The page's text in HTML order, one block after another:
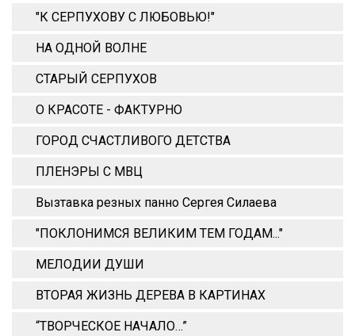
"К СЕРПУХОВУ С ЛЮБОВЬЮ!"
НА ОДНОЙ ВОЛНЕ
СТАРЫЙ СЕРПУХОВ
О КРАСОТЕ - ФАКТУРНО
ГОРОД СЧАСТЛИВОГО ДЕТСТВА
ПЛЕНЭРЫ С МВЦ
Вызтавка резных панно Сергея Силаева
"ПОКЛОНИМСЯ ВЕЛИКИМ ТЕМ ГОДАМ..."
МЕЛОДИИ ДУШИ
ВТОРАЯ ЖИЗНЬ ДЕРЕВА В КАРТИНАХ
“ТВОРЧЕСКОЕ НАЧАЛО…”